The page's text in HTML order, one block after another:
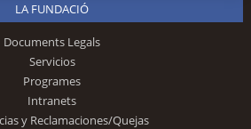
LA FUNDACIÓ
Documents Legals
Servicios
Programes
Intranets
y Reclamaciones/Quejas